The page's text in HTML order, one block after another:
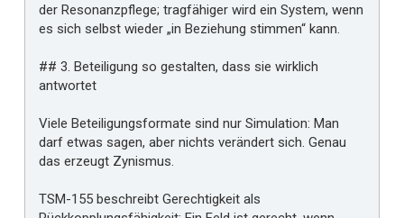
der Resonanzpflege; tragfähiger wird ein System, wenn
es sich selbst wieder „in Beziehung stimmen“ kann.
## 3. Beteiligung so gestalten, dass sie wirklich
antwortet
Viele Beteiligungsformate sind nur Simulation: Man
darf etwas sagen, aber nichts verändert sich. Genau
das erzeugt Zynismus.
TSM-155 beschreibt Gerechtigkeit als